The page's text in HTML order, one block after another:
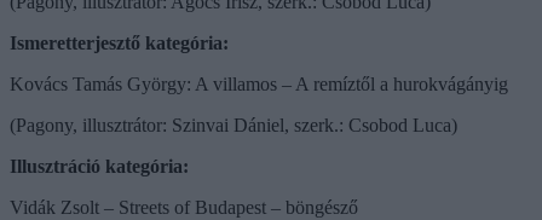
Ismeretterjesztő kategória:
Kovács Tamás György: A villamos – A remíztől a hurokvágányig
(Pagony, illusztrátor: Szinvai Dániel, szerk.: Csobod Luca)
Illusztráció kategória:
Vidák Zsolt – Streets of Budapest – böngésző